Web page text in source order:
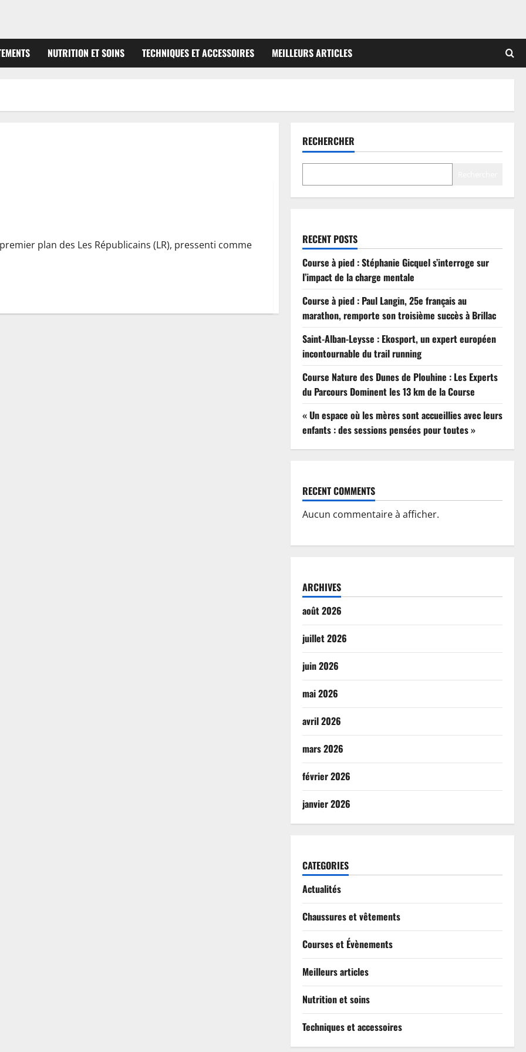
NUTRITION ET SOINS TECHNIQUES ET ACCESSOIRES MEILLEURS ARTICLES
plan des Les Républicains (LR), pressenti comme
RECHERCHER
RECENT POSTS
Course à pied : Stéphanie Gicquel s’interroge sur
l’impact de la charge mentale
Course à pied : Paul Langin, 25e français au
marathon, remporte son troisième succès à Brillac
Saint-Alban-Leysse : Ekosport, un expert européen
incontournable du trail running
Course Nature des Dunes de Plouhine : Les Experts
du Parcours Dominent les 13 km de la Course
« Un espace où les mères sont accueillies avec leurs
enfants : des sessions pensées pour toutes »
RECENT COMMENTS
Aucun commentaire à afficher.
ARCHIVES
août 2026
juillet 2026
juin 2026
mai 2026
avril 2026
mars 2026
février 2026
janvier 2026
CATEGORIES
Actualités
Chaussures et vêtements
Courses et Évènements
Meilleurs articles
Nutrition et soins
Techniques et accessoires